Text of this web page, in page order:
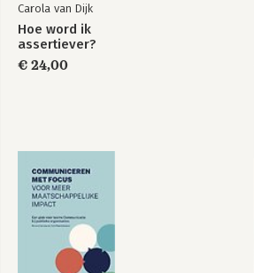
Carola van Dijk
Hoe word ik
assertiever?
€ 24,00